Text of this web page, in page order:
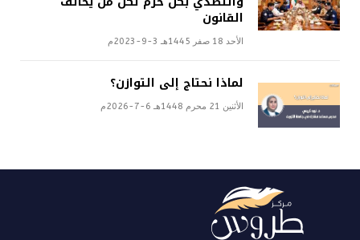
القانون
الأحد 18 صفر 1445هـ 3-9-2023م
لماذا نحتاج إلى التوازن؟
الأثنين 21 محرم 1448هـ 6-7-2026م